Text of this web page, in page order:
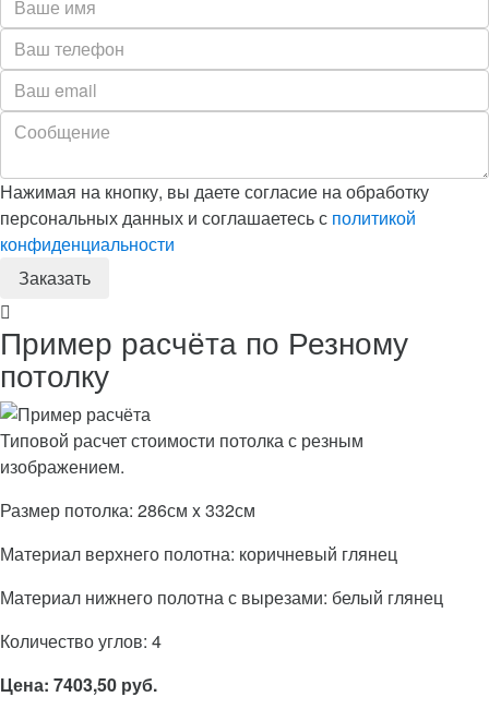
Нажимая на кнопку, вы даете согласие на обработку
персональных данных и соглашаетесь с политикой
конфиденциальности
Пример расчёта по Резному
потолку
Типовой расчет стоимости потолка с резным
изображением.
Размер потолка: 286см x 332см
Материал верхнего полотна: коричневый глянец
Материал нижнего полотна с вырезами: белый глянец
Количество углов: 4
Цена: 7403,50 руб.